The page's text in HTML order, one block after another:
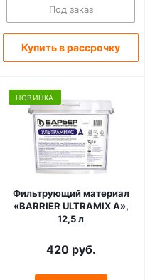
Под заказ
Купить в рассрочку
НОВИНКА
Фильтрующий материал
«BARRIER ULTRAMIX A»,
12,5 л
420руб.